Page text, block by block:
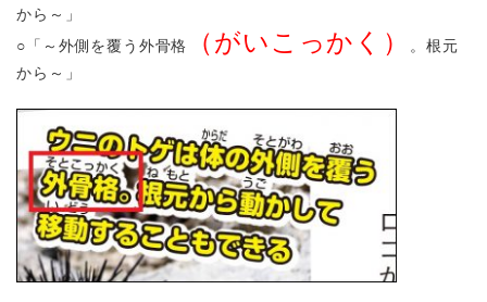
から～」
○「～外側を覆う外骨格
（がいこっかく）
。根元
から～」